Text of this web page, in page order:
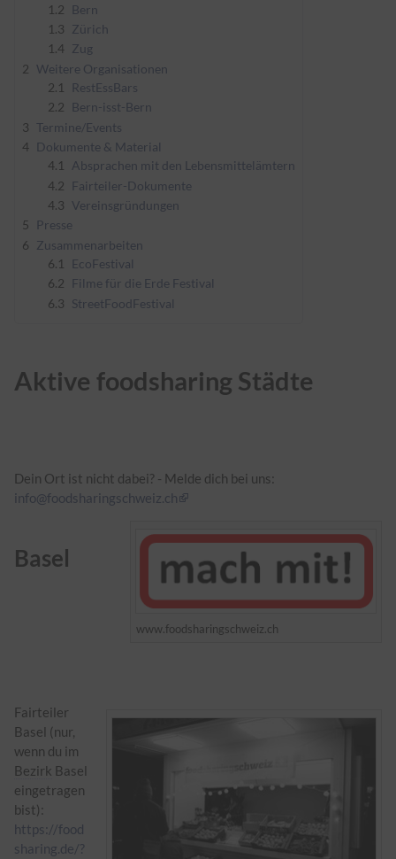
1.2
Bern
1.3 Zürich
1.4 Zug
2 Weitere Organisationen
2.1
RestEssBars
2.2
Bern-isst-Bern
3 Termine/Events
4 Dokumente & Material
4.1
Absprachen mit den Lebensmittelämtern
4.2
Fairteiler-Dokumente
4.3 Vereinsgründungen
5
Presse
6 Zusammenarbeiten
6.1
EcoFestival
6.2
Filme für die Erde Festival
6.3 StreetFoodFestival
Aktive foodsharing Städte
Dein Ort ist nicht dabei? - Melde dich bei uns:
info@foodsharingschweiz.ch
www.foodsharingschweiz.ch
Basel
Fairteiler
Basel (nur,
wenn du im
Bezirk Basel
eingetragen
bist):
https://food
sharing.de/?